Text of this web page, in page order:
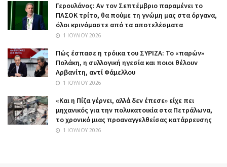
Γερουλάνος: Αν τον Σεπτέμβριο παραμένει το
ΠΑΣΟΚ τρίτο, θα πούμε τη γνώμη μας στα όργανα,
όλοι κρινόμαστε από τα αποτελέσματα
1 ΙΟΥΛΊΟΥ 2026
Πώς έσπασε η τρόικα του ΣΥΡΙΖΑ: Το «παρών»
Πολάκη, η συλλογική ηγεσία και ποιοι θέλουν
Αρβανίτη, αντί Φάμελλου
1 ΙΟΥΛΊΟΥ 2026
«Και η Πίζα γέρνει, αλλά δεν έπεσε» είχε πει
μηχανικός για την πολυκατοικία στα Πετράλωνα,
το χρονικό μιας προαναγγελθείσας κατάρρευσης
1 ΙΟΥΛΊΟΥ 2026